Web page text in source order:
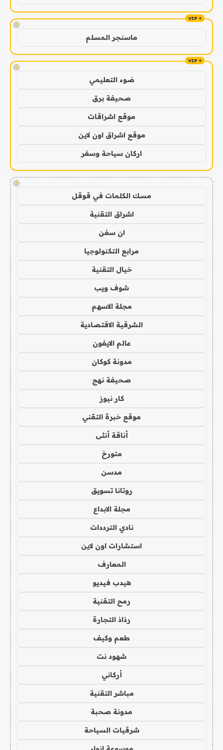
!
ماسنجر المسلم
!
ضوء التعليمي
صحيفة برق
موقع اشراقات
موقع اشراق اون لاين
اركان سياحة وسفر
!
مسك الكلمات في قوقل
اشراق التقنية
ان سفن
مرابع التكنولوجيا
خيال التقنية
شوف ويب
مجلة الاسهم
الشرقية الاقتصادية
عالم الايفون
مدونة كوكان
صحيفة نهج
كار نيوز
موقع خبرة التقني
أناقة أنثى
متورخ
مدسن
روتانا تسويق
مجلة الابداع
نادي الترددات
استشارات اون لاين
المعارف
هيدب فيديو
رمح التقنية
رذاذ التجارة
طعم وكيف
شهود نت
أركاني
مباشر التقنية
مدونة صحبة
شرقيات السياحة